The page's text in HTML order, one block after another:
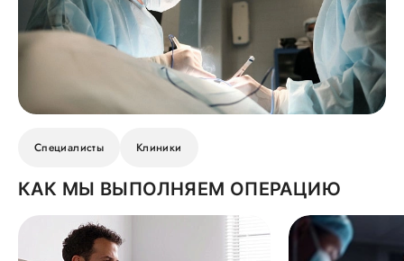
Специалисты Клиники
КАК МЫ ВЫПОЛНЯЕМ ОПЕРАЦИЮ